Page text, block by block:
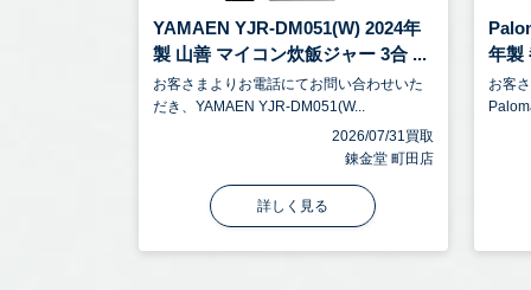
YAMAEN YJR-DM051(W) 2024年
製 山善 マイコン炊飯ジャー 3合 ...
お客さまよりお電話にてお問い合わせいた
だき、YAMAEN YJR-DM051(W...
2026/07/31買取
錬金堂 町田店
詳しく見る
年製
お客